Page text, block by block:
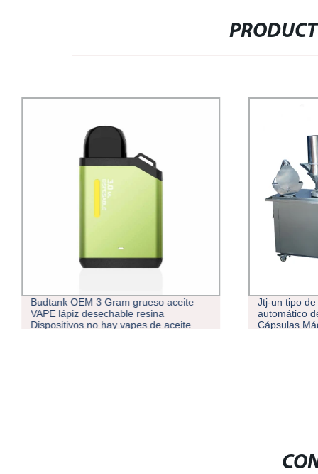
Budtank OEM 3 Gram grueso aceite
VAPE lápiz desechable resina
Dispositivos no hay vapes de aceite
Jtj-un tipo
automático
Cápsulas